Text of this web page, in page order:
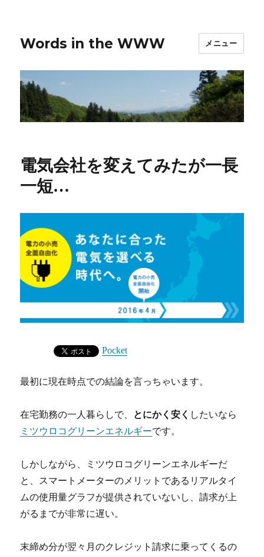
Words in the WWW メニュー
電気会社を変えてみたが一長
一短…
Pocket
最初に現在時点での結論を言っちゃいます。
在宅勤務の一人暮らしで、 とにかく安く したいなら
ミツウロコグリーンエネルギーです。
しかしながら、ミツウロコグリーンエネルギーだ
と、スマートメーターのメリットであるリアルタイ
ムの使用量グラフが提供されていないし、請求が上
がるまでが非常に遅い。
末締め分が翌々月のクレジット請求に乗ってくるの